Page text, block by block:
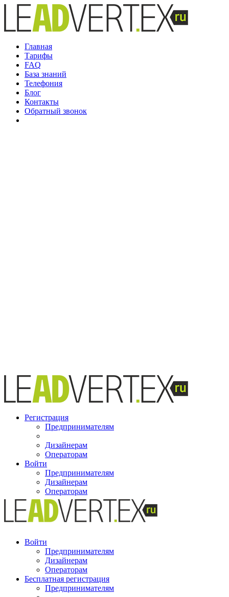
Главная
Тарифы
FAQ
База знаний
Телефония
Блог
Контакты
Обратный звонок
Регистрация
Предпринимателям
Дизайнерам
Операторам
Войти
Предпринимателям
Дизайнерам
Операторам
Войти
Предпринимателям
Дизайнерам
Операторам
Бесплатная регистрация
Предпринимателям